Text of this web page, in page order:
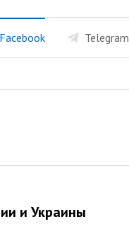
Facebook Telegram
и Украины